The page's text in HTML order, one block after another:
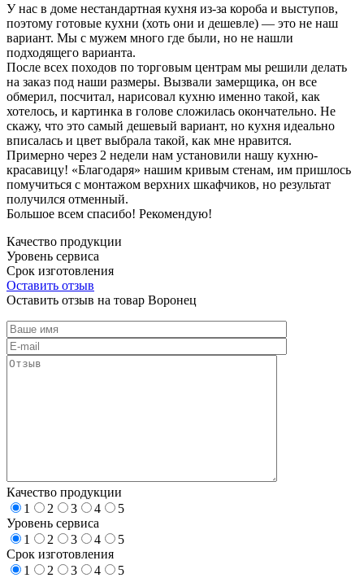
У нас в доме нестандартная кухня из-за короба и выступов,
поэтому готовые кухни (хоть они и дешевле) — это не наш
вариант. Мы с мужем много где были, но не нашли
подходящего варианта.
После всех походов по торговым центрам мы решили делать
на заказ под наши размеры. Вызвали замерщика, он все
обмерил, посчитал, нарисовал кухню именно такой, как
хотелось, и картинка в голове сложилась окончательно. Не
скажу, что это самый дешевый вариант, но кухня идеально
вписалась и цвет выбрала такой, как мне нравится.
Примерно через 2 недели нам установили нашу кухню-
красавицу! «Благодаря» нашим кривым стенам, им пришлось
помучиться с монтажом верхних шкафчиков, но результат
получился отменный.
Большое всем спасибо! Рекомендую!
Качество продукции
Уровень сервиса
Срок изготовления
Оставить отзыв
Оставить отзыв на товар Воронец
Качество продукции
1
2 3 4
5
Уровень сервиса
1
2 3 4
5
Срок изготовления
1
2 3 4
5